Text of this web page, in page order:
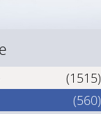
(1515)
(560)